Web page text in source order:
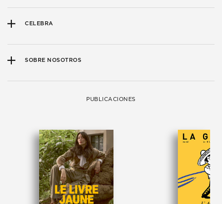
CELEBRA
SOBRE NOSOTROS
PUBLICACIONES